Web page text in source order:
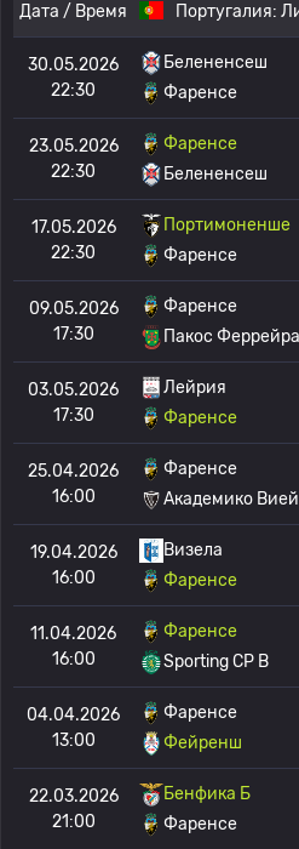
Дата / Время Португалия:
30.05.2026
22:30
Белененсеш
Фаренсе
23.05.2026
22:30
Фаренсе
Белененсеш
17.05.2026
22:30
Портимоненше
Фаренсе
09.05.2026
17:30
Фаренсе
Пакос Феррейра
03.05.2026
17:30
Лейрия
Фаренсе
25.04.2026
16:00
Фаренсе
Академико
19.04.2026
16:00
Визела
Фаренсе
11.04.2026
16:00
Фаренсе
Sporting CP B
04.04.2026
13:00
Фаренсе
Фейренш
22.03.2026
21:00
Бенфика Б
Фаренсе